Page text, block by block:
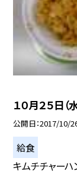
１０月２５日（
公開日 2017/10/
給食
キムチチャー